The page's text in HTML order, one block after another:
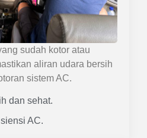
sudah kotor atau
aliran udara bersih
sistem AC.
dan sehat.
AC.